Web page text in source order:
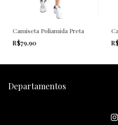
Camiseta Poliamida Preta
R$79,90
Departamentos